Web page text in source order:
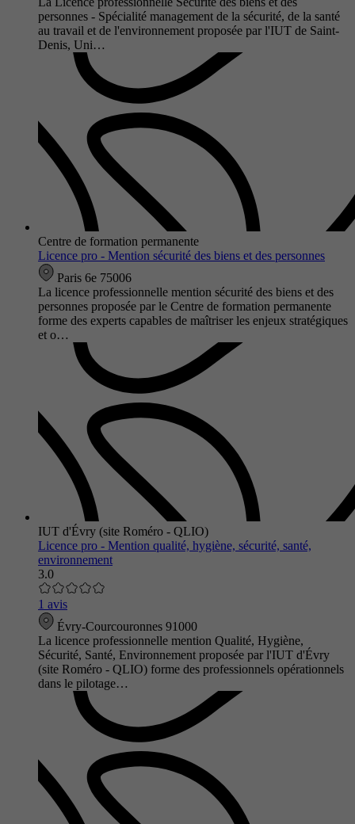
personnes - Spécialité management de la sécurité, de la santé
au travail et de l'environnement proposée par l'IUT de Saint-
Denis, Uni…
Centre de formation permanente
Licence pro - Mention sécurité des biens et des personnes
Paris 6e 75006
La licence professionnelle mention sécurité des biens et des
personnes proposée par le Centre de formation permanente
forme des experts capables de maîtriser les enjeux stratégiques
et o…
IUT d'Évry (site Roméro - QLIO)
Licence pro - Mention qualité, hygiène, sécurité, santé,
environnement
3.0
1 avis
Évry-Courcouronnes 91000
La licence professionnelle mention Qualité, Hygiène,
Sécurité, Santé, Environnement proposée par l'IUT d'Évry
(site Roméro - QLIO) forme des professionnels opérationnels
dans le pilotage…